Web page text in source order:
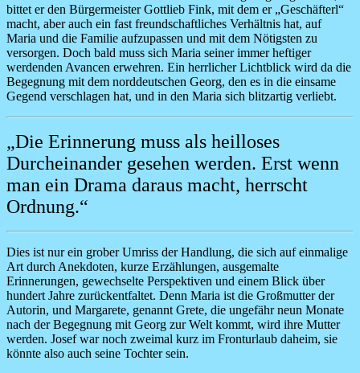
bittet er den Bürgermeister Gottlieb Fink, mit dem er „Geschäfterl“
macht, aber auch ein fast freundschaftliches Verhältnis hat, auf
Maria und die Familie aufzupassen und mit dem Nötigsten zu
versorgen. Doch bald muss sich Maria seiner immer heftiger
werdenden Avancen erwehren. Ein herrlicher Lichtblick wird da die
Begegnung mit dem norddeutschen Georg, den es in die einsame
Gegend verschlagen hat, und in den Maria sich blitzartig verliebt.
„Die Erinnerung muss als heilloses
Durcheinander gesehen werden. Erst wenn
man ein Drama daraus macht, herrscht
Ordnung.“
Dies ist nur ein grober Umriss der Handlung, die sich auf einmalige
Art durch Anekdoten, kurze Erzählungen, ausgemalte
Erinnerungen, gewechselte Perspektiven und einem Blick über
hundert Jahre zurückentfaltet. Denn Maria ist die Großmutter der
Autorin, und Margarete, genannt Grete, die ungefähr neun Monate
nach der Begegnung mit Georg zur Welt kommt, wird ihre Mutter
werden. Josef war noch zweimal kurz im Fronturlaub daheim, sie
könnte also auch seine Tochter sein.